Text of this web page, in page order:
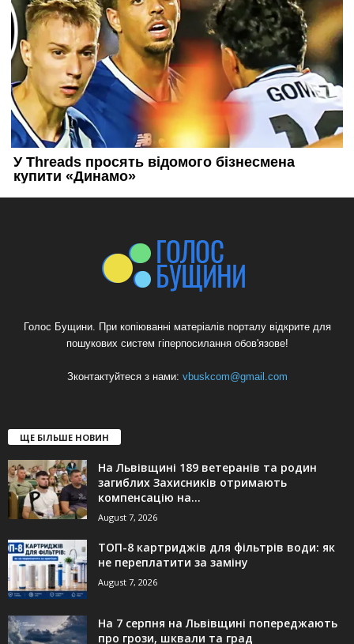
Голос Бущини. При копіюванні матеріалів порталу відкрите для
пошукових систем гіперпосилання обов'язове!
Зконтактуйтеся з нами: vbuskcom@gmail.com
ЩЕ БІЛЬШЕ НОВИН
На Львівщині 189 ветеранів та родин
загиблих Захисників отримають
компенсацію на...
August 7, 2026
ТОП-8 картриджів для фільтрів води: як
не переплатити за заміну
August 7, 2026
На 7 серпня на Львівщині попереджають
про грози, шквали та град